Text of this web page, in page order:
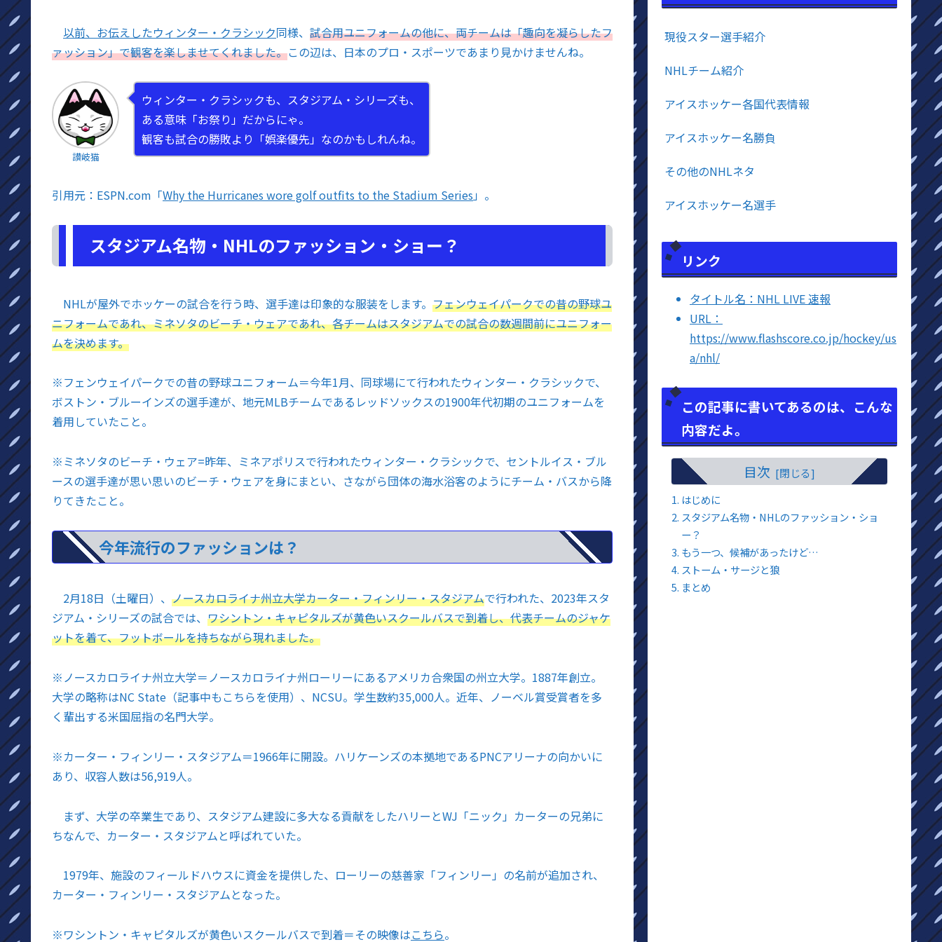
以前、お伝えしたウィンター・クラシック同様、 試合用ユニフォームの他に、両チームは「趣向を凝らしたフ
ァッション」で観客を楽しませてくれました。この辺は、日本のプロ・スポーツであまり見かけませんね。
讃岐猫
ウィンター・クラシックも、スタジアム・シリーズも、
ある意味「お祭り」だからにゃ。
観客も試合の勝敗より「娯楽優先」なのかもしれんね。
引用元：ESPN.com「Why the Hurricanes wore golf outfits to the Stadium Series」。
スタジアム名物・NHLのファッション・ショー？
NHLが屋外でホッケーの試合を行う時、選手達は印象的な服装をします。 フェンウェイパークでの昔の野球ユ
ニフォームであれ、ミネソタのビーチ・ウェアであれ、各チームはスタジアムでの試合の数週間前にユニフォー
ムを決めます。
※フェンウェイパークでの昔の野球ユニフォーム＝今年1月、同球場にて行われたウィンター・クラシックで、
ボストン・ブルーインズの選手達が、地元MLBチームであるレッドソックスの1900年代初期のユニフォームを
着用していたこと。
※ミネソタのビーチ・ウェア=昨年、ミネアポリスで行われたウィンター・クラシックで、セントルイス・ブル
ースの選手達が思い思いのビーチ・ウェアを身にまとい、さながら団体の海水浴客のようにチーム・バスから降
りてきたこと。
今年流行のファッションは？
2月18日（土曜日）、 ノースカロライナ州立大学カーター・フィンリー・スタジアムで行われた、2023年スタ
ジアム・シリーズの試合では、 ワシントン・キャピタルズが黄色いスクールバスで到着し、代表チームのジャケ
ットを着て、フットボールを持ちながら現れました。
※ノースカロライナ州立大学＝ノースカロライナ州ローリーにあるアメリカ合衆国の州立大学。1887年創立。
大学の略称はNC State（記事中もこちらを使用）、NCSU。学生数約35,000人。近年、ノーベル賞受賞者を多
く輩出する米国屈指の名門大学。
※カーター・フィンリー・スタジアム＝1966年に開設。ハリケーンズの本拠地であるPNCアリーナの向かいに
あり、収容人数は56,919人。
まず、大学の卒業生であり、スタジアム建設に多大なる貢献をしたハリーとWJ「ニック」カーターの兄弟に
ちなんで、カーター・スタジアムと呼ばれていた。
1979年、施設のフィールドハウスに資金を提供した、ローリーの慈善家「フィンリー」の名前が追加され、
カーター・フィンリー・スタジアムとなった。
※ワシントン・キャピタルズが黄色いスクールバスで到着＝その映像はこちら。
現役スター選手紹介
NHLチーム紹介
アイスホッケー各国代表情報
アイスホッケー名勝負
その他のNHLネタ
アイスホッケー名選手
リンク
タイトル名：NHL LIVE 速報
URL：
https://www.flashscore.co.jp/hockey/us
a/nhl/
この記事に書いてあるのは、こんな
内容だよ。
目次
はじめに
スタジアム名物・NHLのファッション・ショ
ー？
もう一つ、候補があったけど…
ストーム・サージと狼
まとめ